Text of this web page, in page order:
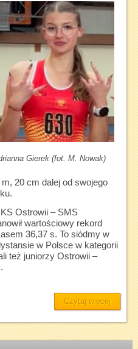
Gierek (fot. M. Nowak)
20 cm dalej od swojego
Ostrowii – SMS
wartościowy rekord
36,37 s. To siódmy w
w Polsce w kategorii
też juniorzy Ostrowii –
Czytaj więcej